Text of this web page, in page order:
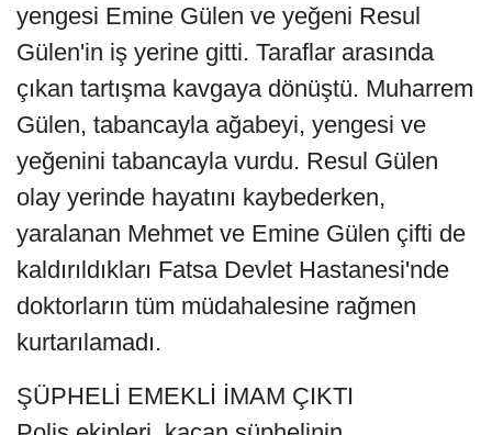
yengesi Emine Gülen ve yeğeni Resul
Gülen'in iş yerine gitti. Taraflar arasında
çıkan tartışma kavgaya dönüştü. Muharrem
Gülen, tabancayla ağabeyi, yengesi ve
yeğenini tabancayla vurdu. Resul Gülen
olay yerinde hayatını kaybederken,
yaralanan Mehmet ve Emine Gülen çifti de
kaldırıldıkları Fatsa Devlet Hastanesi'nde
doktorların tüm müdahalesine rağmen
kurtarılamadı.
ŞÜPHELİ EMEKLİ İMAM ÇIKTI